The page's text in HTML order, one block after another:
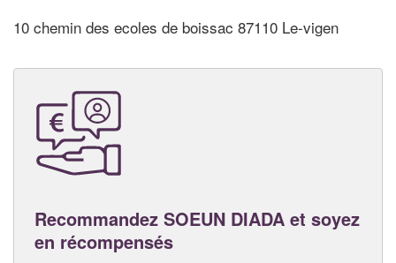
10 chemin des ecoles de boissac 87110 Le-vigen
Recommandez SOEUN DIADA et soyez
en récompensés